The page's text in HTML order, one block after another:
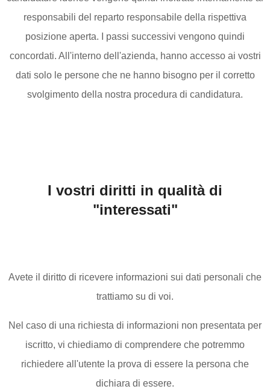
responsabili del reparto responsabile della rispettiva
posizione aperta. I passi successivi vengono quindi
concordati. All'interno dell'azienda, hanno accesso ai vostri
dati solo le persone che ne hanno bisogno per il corretto
svolgimento della nostra procedura di candidatura.
I vostri diritti in qualità di
"interessati"
Avete il diritto di ricevere informazioni sui dati personali che
trattiamo su di voi.
Nel caso di una richiesta di informazioni non presentata per
iscritto, vi chiediamo di comprendere che potremmo
richiedere all'utente la prova di essere la persona che
dichiara di essere.